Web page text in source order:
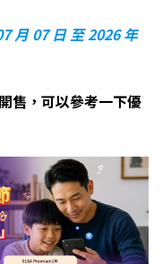
月 07 日 至 2026 年
售，可以參考一下優